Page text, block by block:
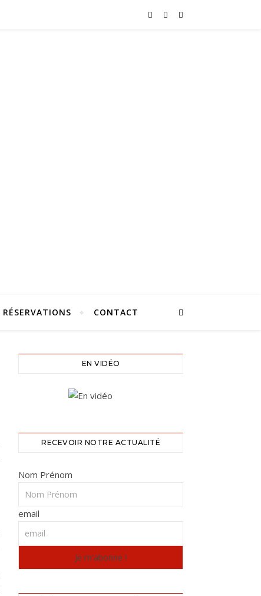
RÉSERVATIONS CONTACT
EN VIDÉO
RECEVOIR NOTRE ACTUALITÉ
Nom Prénom
email